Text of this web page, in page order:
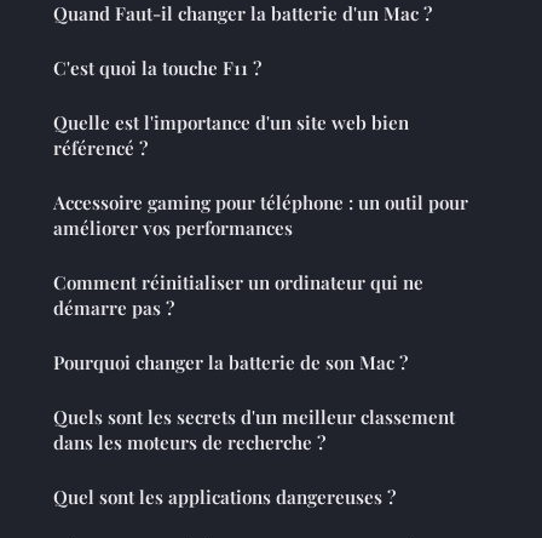
Quand Faut-il changer la batterie d'un Mac ?
C'est quoi la touche F11 ?
Quelle est l'importance d'un site web bien
référencé ?
Accessoire gaming pour téléphone : un outil pour
améliorer vos performances
Comment réinitialiser un ordinateur qui ne
démarre pas ?
Pourquoi changer la batterie de son Mac ?
Quels sont les secrets d'un meilleur classement
dans les moteurs de recherche ?
Quel sont les applications dangereuses ?